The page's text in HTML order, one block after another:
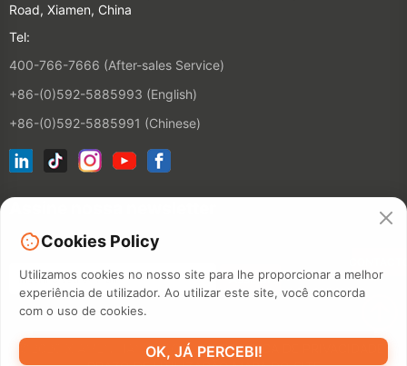
Road, Xiamen, China
Tel:
400-766-7666 (After-sales Service)
+86-(0)592-5885993 (English)
+86-(0)592-5885991 (Chinese)
©2026 XIAMEN HANIN CO., LTD.POLÍTICA DE PRIVACIDADE
Cookies Policy
Utilizamos cookies no nosso site para lhe proporcionar a melhor
experiência de utilizador. Ao utilizar este site, você concorda
com o uso de cookies.
OK, JÁ PERCEBI!